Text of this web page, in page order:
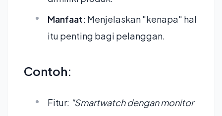
Manfaat: Menjelaskan "kenapa" hal
itu penting bagi pelanggan.
Contoh:
Fitur: "Smartwatch dengan monitor